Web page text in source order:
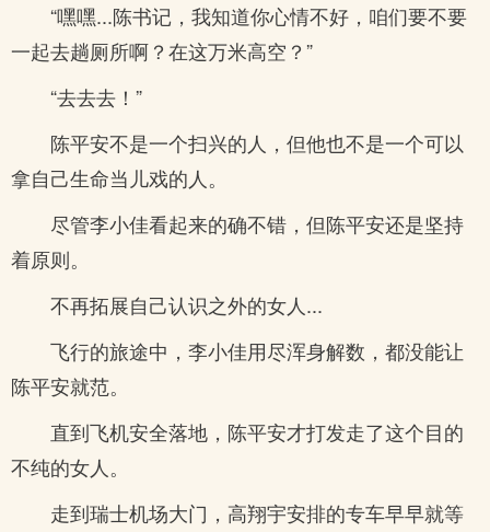
“嘿嘿...陈书记，我知道你心情不好，咱们要不要
一起去趟厕所啊？在这万米高空？”
“去去去！”
陈平安不是一个扫兴的人，但他也不是一个可以
拿自己生命当儿戏的人。
尽管李小佳看起来的确不错，但陈平安还是坚持
着原则。
不再拓展自己认识之外的女人...
飞行的旅途中，李小佳用尽浑身解数，都没能让
陈平安就范。
直到飞机安全落地，陈平安才打发走了这个目的
不纯的女人。
走到瑞士机场大门，高翔宇安排的专车早早就等